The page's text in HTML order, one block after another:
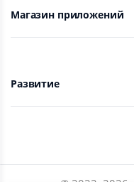
Магазин приложений
Развитие